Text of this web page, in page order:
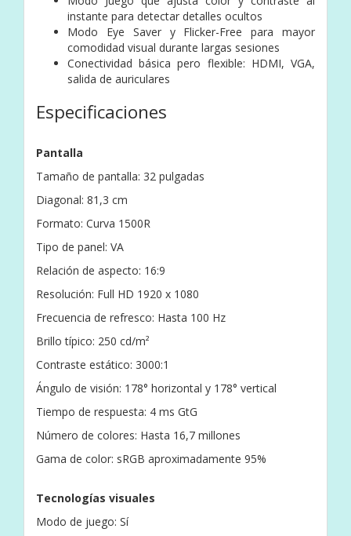
instante para detectar detalles ocultos
Modo Eye Saver y Flicker-Free para mayor
comodidad visual durante largas sesiones
Conectividad básica pero flexible: HDMI, VGA,
salida de auriculares
Especificaciones
Pantalla
Tamaño de pantalla: 32 pulgadas
Diagonal: 81,3 cm
Formato: Curva 1500R
Tipo de panel: VA
Relación de aspecto: 16:9
Resolución: Full HD 1920 x 1080
Frecuencia de refresco: Hasta 100 Hz
Brillo típico: 250 cd/m²
Contraste estático: 3000:1
Ángulo de visión: 178° horizontal y 178° vertical
Tiempo de respuesta: 4 ms GtG
Número de colores: Hasta 16,7 millones
Gama de color: sRGB aproximadamente 95%
Tecnologías visuales
Modo de juego: Sí